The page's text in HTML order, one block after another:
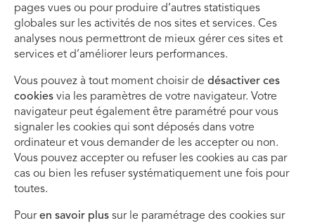
pages vues ou pour produire d’autres statistiques
globales sur les activités de nos sites et services. Ces
analyses nous permettront de mieux gérer ces sites et
services et d’améliorer leurs performances.
Vous pouvez à tout moment choisir de désactiver ces
cookies via les paramètres de votre navigateur. Votre
navigateur peut également être paramétré pour vous
signaler les cookies qui sont déposés dans votre
ordinateur et vous demander de les accepter ou non.
Vous pouvez accepter ou refuser les cookies au cas par
cas ou bien les refuser systématiquement une fois pour
toutes.
Pouren savoir plus sur le paramétrage des cookies sur